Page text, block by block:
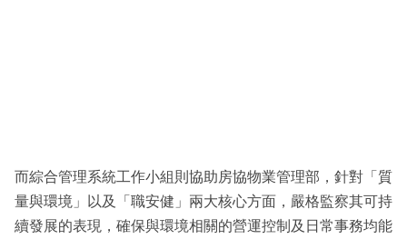
而綜合管理系統工作小組則協助房協物業管理部，針對「質
量與環境」以及「職安健」兩大核心方面，嚴格監察其可持
續發展的表現，確保與環境相關的營運控制及日常事務均能